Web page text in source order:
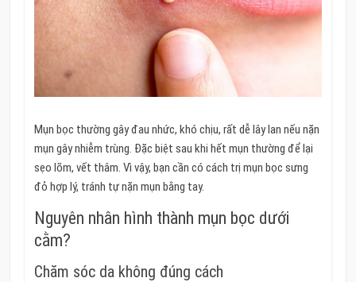
Mụn bọc thường gây đau nhức, khó chịu, rất dễ lây lan nếu nặn
mụn gây nhiễm trùng. Đặc biệt sau khi hết mụn thường để lại
sẹo lõm, vết thâm. Vì vậy, bạn cần có cách trị mụn bọc sưng
đỏ hợp lý, tránh tự nặn mụn bằng tay.
Nguyên nhân hình thành mụn bọc dưới
cằm?
Chăm sóc da không đúng cách